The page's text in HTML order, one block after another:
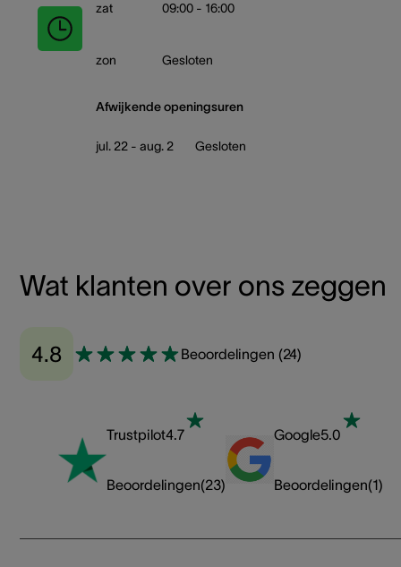
zat 09:00 - 16:00
zon Gesloten
Afwijkende openingsuren
jul. 22 - aug. 2 Gesloten
Wat klanten over ons zeggen
4.8 Beoordelingen (24)
Trustpilot4.7
Beoordelingen(23)
Google5.0
Beoordelingen(1)